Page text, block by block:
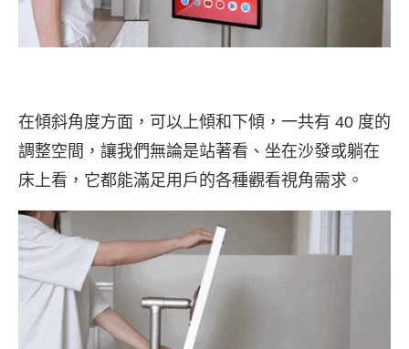
在傾斜角度方面，可以上傾和下傾，一共有 40 度的
調整空間，讓我們無論是站著看、坐在沙發或躺在
床上看，它都能滿足用戶的各種觀看視角需求。